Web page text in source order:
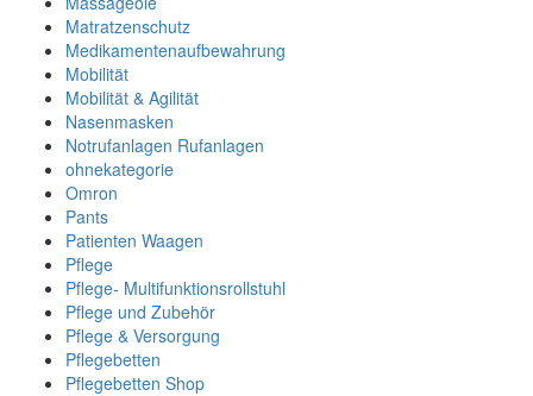
Matratzenschutz
Medikamentenaufbewahrung
Mobilität
Mobilität & Agilität
Nasenmasken
Notrufanlagen Rufanlagen
ohnekategorie
Omron
Pants
Patienten Waagen
Pflege
Pflege- Multifunktionsrollstuhl
Pflege und Zubehör
Pflege & Versorgung
Pflegebetten
Pflegebetten Shop